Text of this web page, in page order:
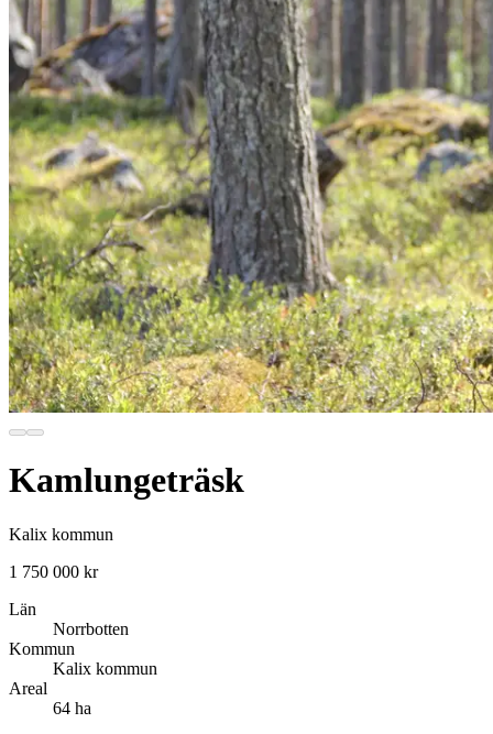
Kamlungeträsk
Kalix kommun
1 750 000 kr
Län
Norrbotten
Kommun
Kalix kommun
Areal
64 ha